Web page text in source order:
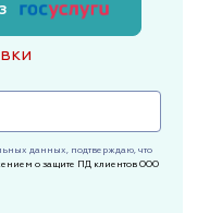
данных, подтверждаю, что
о защите ПД клиентов ООО